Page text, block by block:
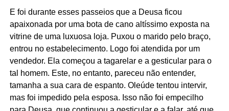
E foi durante esses passeios que a Deusa ficou
apaixonada por uma bota de cano altíssimo exposta na
vitrine de uma luxuosa loja. Puxou o marido pelo braço,
entrou no estabelecimento. Logo foi atendida por um
vendedor. Ela começou a tagarelar e a gesticular para o
tal homem. Este, no entanto, pareceu não entender,
tamanha a sua cara de espanto. Oleúde tentou intervir,
mas foi impedido pela esposa. Isso não foi empecilho